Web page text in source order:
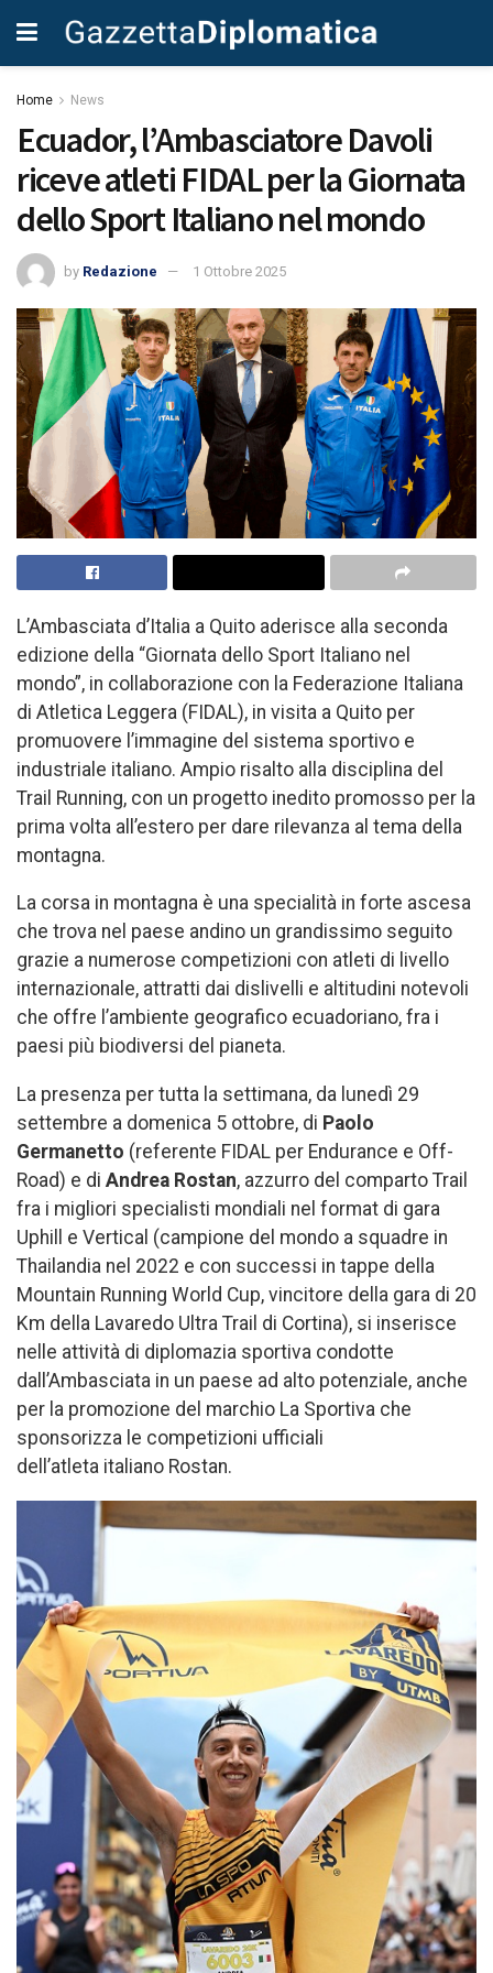
Home News
Ecuador, l’Ambasciatore Davoli
riceve atleti FIDAL per la Giornata
dello Sport Italiano nel mondo
by Redazione 1 Ottobre 2025
L’Ambasciata d’Italia a Quito aderisce alla seconda
edizione della “Giornata dello Sport Italiano nel
mondo”, in collaborazione con la Federazione Italiana
di Atletica Leggera (FIDAL), in visita a Quito per
promuovere l’immagine del sistema sportivo e
industriale italiano. Ampio risalto alla disciplina del
Trail Running, con un progetto inedito promosso per la
prima volta all’estero per dare rilevanza al tema della
montagna.
La corsa in montagna è una specialità in forte ascesa
che trova nel paese andino un grandissimo seguito
grazie a numerose competizioni con atleti di livello
internazionale, attratti dai dislivelli e altitudini notevoli
che offre l’ambiente geografico ecuadoriano, fra i
paesi più biodiversi del pianeta.
La presenza per tutta la settimana, da lunedì 29
settembre a domenica 5 ottobre, di Paolo
Germanetto (referente FIDAL per Endurance e Off-
Road) e di Andrea Rostan, azzurro del comparto Trail
fra i migliori specialisti mondiali nel format di gara
Uphill e Vertical (campione del mondo a squadre in
Thailandia nel 2022 e con successi in tappe della
Mountain Running World Cup, vincitore della gara di 20
Km della Lavaredo Ultra Trail di Cortina), si inserisce
nelle attività di diplomazia sportiva condotte
dall’Ambasciata in un paese ad alto potenziale, anche
per la promozione del marchio La Sportiva che
sponsorizza le competizioni ufficiali
dell’atleta italiano Rostan.